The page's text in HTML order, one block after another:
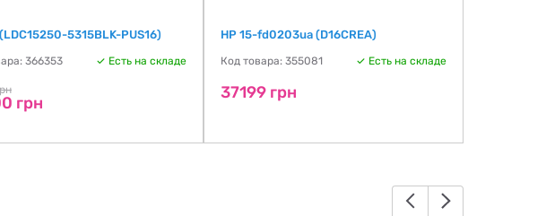
5315BLK-PUS16)
366353 Есть на складе
грн
HP 15-fd0203ua (D16CREA)
Код товара: 355081 Есть на складе
37199 грн